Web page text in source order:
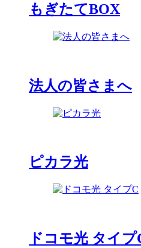
もぎたてBOX
法人の皆さまへ
ピカラ光
ドコモ光 タイプ